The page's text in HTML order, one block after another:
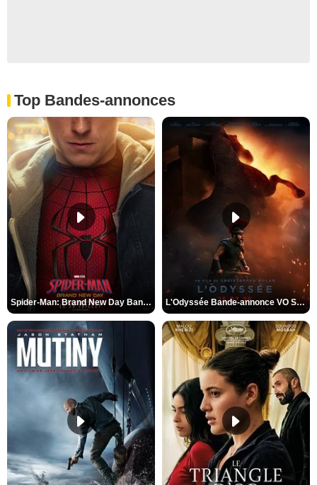
Top Bandes-annonces
Spider-Man: Brand New Day Bande-annonce VO STFR L'Odyssée Bande-annonce VO STFR